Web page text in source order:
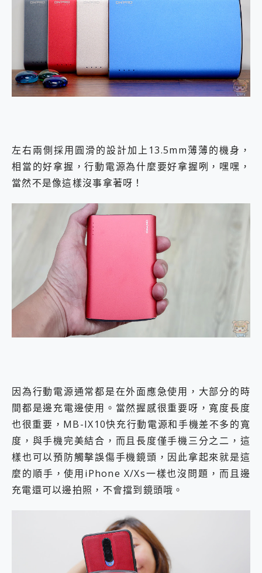
左右兩側採用圓滑的設計加上13.5mm薄薄的機身，
相當的好拿握，行動電源為什麼要好拿握咧，嘿嘿，
當然不是像這樣沒事拿著呀！
因為行動電源通常都是在外面應急使用，大部分的時
間都是邊充電邊使用。當然握感很重要呀，寬度長度
也很重要，MB-IX10快充行動電源和手機差不多的寬
度，與手機完美結合，而且長度僅手機三分之二，這
樣也可以預防觸擊誤傷手機鏡頭，因此拿起來就是這
麼的順手，使用iPhone X/Xs一樣也沒問題，而且邊
充電還可以邊拍照，不會擋到鏡頭哦。